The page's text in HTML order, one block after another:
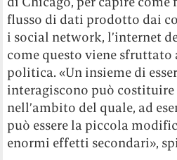
flusso di dati prodotto dai
i social network, l’internet
come questo viene
politica. «Un insieme di
interagiscono può
nell’ambito del quale, ad
può essere la piccola
enormi effetti secondari»,